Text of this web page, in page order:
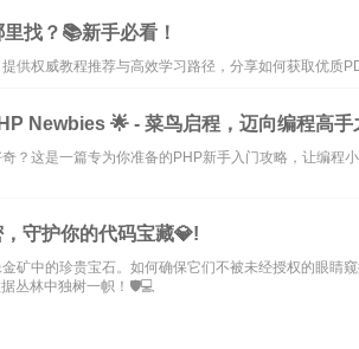
找？📚新手必看！
供权威教程推荐与高效学习路径，分享如何获取优质
Newbies 🌟 - 菜鸟启程，迈向编程高手
？这是一篇专为你准备的PHP新手入门攻略，让编程
守护你的代码宝藏💎!
矿中的珍贵宝石。如何确保它们不被未经授权的眼睛
丛林中独树一帜！🛡️💻